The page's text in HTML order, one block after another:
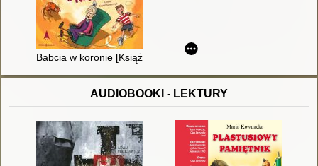
Babcia w koronie [Książka mówiona]
AUDIOBOOKI - LEKTURY